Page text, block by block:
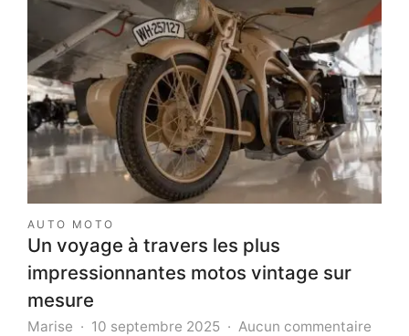
AUTO MOTO
Un voyage à travers les plus
impressionnantes motos vintage sur
mesure
Marise 10 septembre 2025 Aucun commentaire